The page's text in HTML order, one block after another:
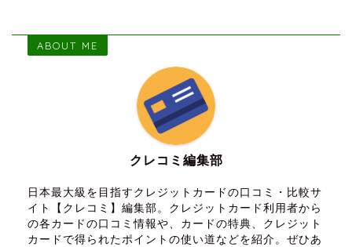
ABOUT ME
クレコミ編集部
日本最大級を目指すクレジットカードの口コミ・比較サ
イト【クレコミ】編集部。クレジットカード利用者から
の各カードの口コミ情報や、カードの特典、クレジット
カードで得られたポイントの使い道などを紹介。ぜひあ